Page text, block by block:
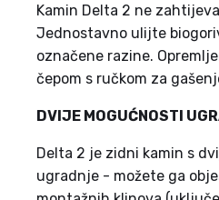
Kamin Delta 2 ne
Jednostavno ulijte
označene razine.
čepom s ručkom za
DVIJE MOGUĆNOSTI
Delta 2 je zidni kamin s
ugradnje - možete ga